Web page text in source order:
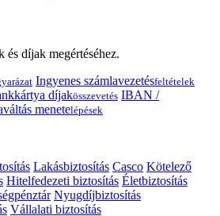
és díjak megértéséhez.
Ingyenes számlavezetésfeltételek
díjakösszevetés IBAN /
menetelépések
Lakásbiztosítás Casco Kötelező
Hitelfedezeti biztosítás Életbiztosítás
Nyugdíjbiztosítás
Vállalati biztosítás